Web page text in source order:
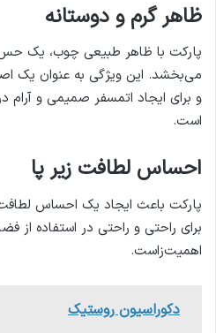
ظاهر گرم و دوستانه
پارکت با ظاهر طبیعی چوب، یک حس
می‌بخشد. این ویژگی به عنوان
و برای ایجاد اتمسفر صمیمی و آرام
است.
احساس لطافت زیر پا
پارکت باعث ایجاد یک احساس
برای راحتی و راحتی در استفاده از
اهمیت‌زاست.
دکوراسیون روستیک